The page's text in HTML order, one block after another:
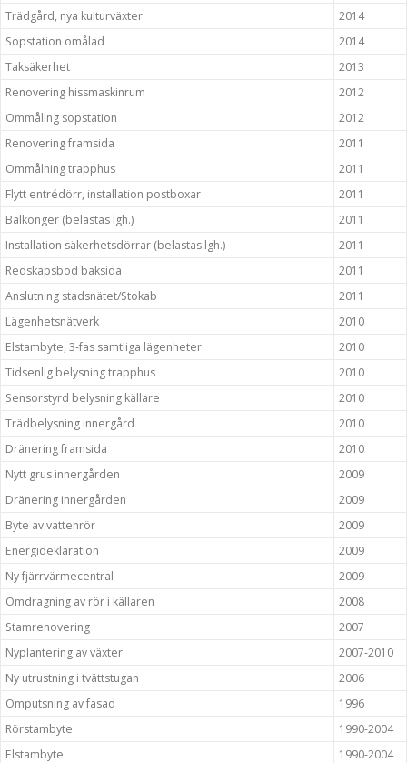
Trädgård, nya kulturväxter
2014
Sopstation omålad
2014
Taksäkerhet
2013
Renovering hissmaskinrum
2012
Ommåling sopstation
2012
Renovering framsida
2011
Ommålning trapphus
2011
Flytt entrédörr, installation postboxar
2011
Balkonger (belastas lgh.)
2011
Installation säkerhetsdörrar (belastas lgh.)
2011
Redskapsbod baksida
2011
Anslutning stadsnätet/Stokab
2011
Lägenhetsnätverk
2010
Elstambyte, 3-fas samtliga lägenheter
2010
Tidsenlig belysning trapphus
2010
Sensorstyrd belysning källare
2010
Trädbelysning innergård
2010
Dränering framsida
2010
Nytt grus innergården
2009
Dränering innergården
2009
Byte av vattenrör
2009
Energideklaration
2009
Ny fjärrvärmecentral
2009
Omdragning av rör i källaren
2008
Stamrenovering
2007
Nyplantering av växter
2007-2010
Ny utrustning i tvättstugan
2006
Omputsning av fasad
1996
Rörstambyte
1990-2004
Elstambyte
1990-2004